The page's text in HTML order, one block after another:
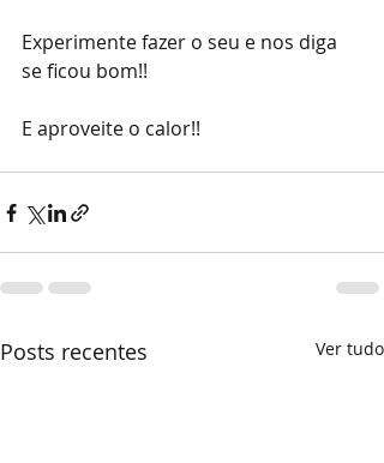
Experimente fazer o seu e nos diga
se ficou bom!!
E aproveite o calor!!
Posts recentes Ver tudo